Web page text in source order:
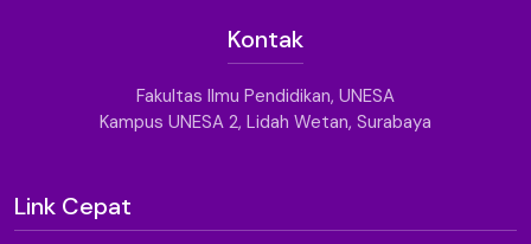
Kontak
Fakultas Ilmu Pendidikan, UNESA
Kampus UNESA 2, Lidah Wetan, Surabaya
Link Cepat